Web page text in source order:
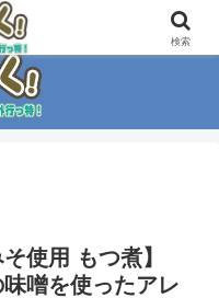
押商品紹介！！
使用 もつ煮】
噌を使ったアレ
検索